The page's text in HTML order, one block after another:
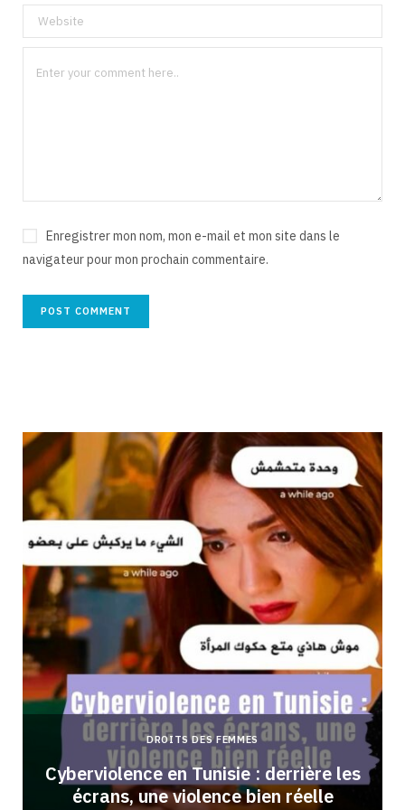
Enregistrer mon nom, mon e-mail et mon site dans le
navigateur pour mon prochain commentaire.
DROITS DES FEMMES
Cyberviolence en Tunisie : derrière les
écrans, une violence bien réelle